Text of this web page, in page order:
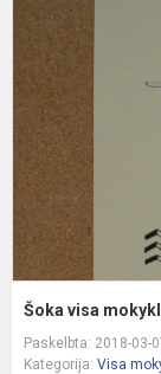
Šoka visa
Paskelbta: 2018-03-
Kategorija: Visa